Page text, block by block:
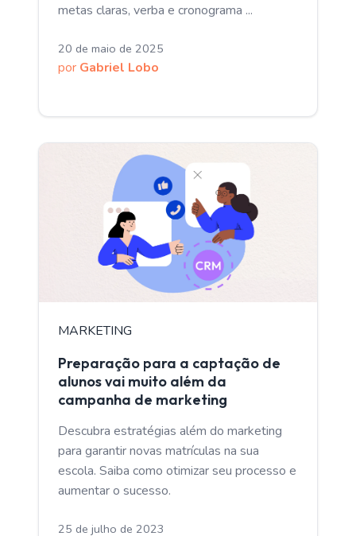
metas claras, verba e cronograma ...
20 de maio de 2025
por Gabriel Lobo
MARKETING
Preparação para a captação de
alunos vai muito além da
campanha de marketing
Descubra estratégias além do marketing
para garantir novas matrículas na sua
escola. Saiba como otimizar seu processo e
aumentar o sucesso.
25 de julho de 2023